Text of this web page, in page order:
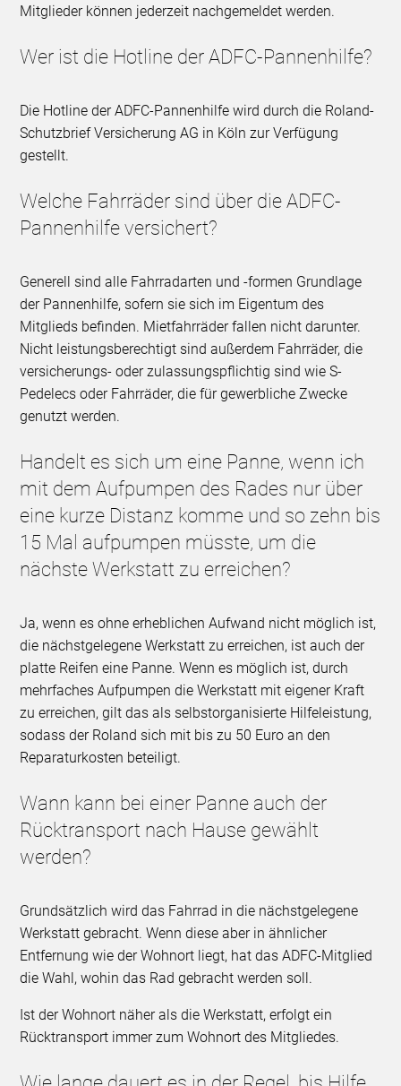
Mitglieder können jederzeit nachgemeldet werden.
Wer ist die Hotline der ADFC-Pannenhilfe?
Die Hotline der ADFC-Pannenhilfe wird durch die Roland-
Schutzbrief Versicherung AG in Köln zur Verfügung
gestellt.
Welche Fahrräder sind über die ADFC-
Pannenhilfe versichert?
Generell sind alle Fahrradarten und -formen Grundlage
der Pannenhilfe, sofern sie sich im Eigentum des
Mitglieds befinden. Mietfahrräder fallen nicht darunter.
Nicht leistungsberechtigt sind außerdem Fahrräder, die
versicherungs- oder zulassungspflichtig sind wie S-
Pedelecs oder Fahrräder, die für gewerbliche Zwecke
genutzt werden.
Handelt es sich um eine Panne, wenn ich
mit dem Aufpumpen des Rades nur über
eine kurze Distanz komme und so zehn bis
15 Mal aufpumpen müsste, um die
nächste Werkstatt zu erreichen?
Ja, wenn es ohne erheblichen Aufwand nicht möglich ist,
die nächstgelegene Werkstatt zu erreichen, ist auch der
platte Reifen eine Panne. Wenn es möglich ist, durch
mehrfaches Aufpumpen die Werkstatt mit eigener Kraft
zu erreichen, gilt das als selbstorganisierte Hilfeleistung,
sodass der Roland sich mit bis zu 50 Euro an den
Reparaturkosten beteiligt.
Wann kann bei einer Panne auch der
Rücktransport nach Hause gewählt
werden?
Grundsätzlich wird das Fahrrad in die nächstgelegene
Werkstatt gebracht. Wenn diese aber in ähnlicher
Entfernung wie der Wohnort liegt, hat das ADFC-Mitglied
die Wahl, wohin das Rad gebracht werden soll.
Ist der Wohnort näher als die Werkstatt, erfolgt ein
Rücktransport immer zum Wohnort des Mitgliedes.